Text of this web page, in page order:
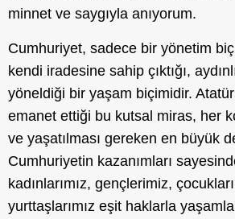
minnet ve saygıyla anıyorum.
Cumhuriyet, sadece bir yönetim
kendi iradesine sahip çıktığı,
yöneldiği bir yaşam biçimidir.
emanet ettiği bu kutsal miras, her
ve yaşatılması gereken en büyük
Cumhuriyetin kazanımları
kadınlarımız, gençlerimiz,
yurttaşlarımız eşit haklarla